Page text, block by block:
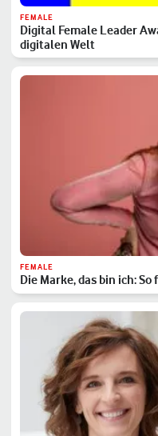
FEMALE
Digital Female Leader
digitalen Welt
FEMALE
Die Marke, das bin ich: